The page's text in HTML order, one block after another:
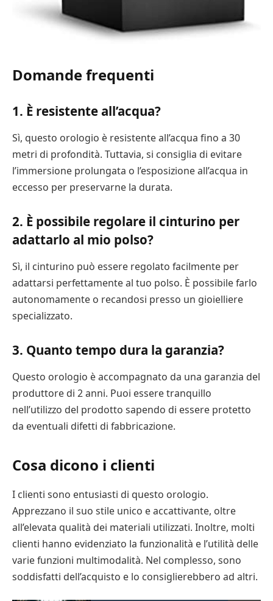
Domande frequenti
1. È resistente all’acqua?
Sì, questo orologio è resistente all’acqua fino a 30
metri di profondità. Tuttavia, si consiglia di evitare
l’immersione prolungata o l’esposizione all’acqua in
eccesso per preservarne la durata.
2. È possibile regolare il cinturino per
adattarlo al mio polso?
Sì, il cinturino può essere regolato facilmente per
adattarsi perfettamente al tuo polso. È possibile farlo
autonomamente o recandosi presso un gioielliere
specializzato.
3. Quanto tempo dura la garanzia?
Questo orologio è accompagnato da una garanzia del
produttore di 2 anni. Puoi essere tranquillo
nell’utilizzo del prodotto sapendo di essere protetto
da eventuali difetti di fabbricazione.
Cosa dicono i clienti
I clienti sono entusiasti di questo orologio.
Apprezzano il suo stile unico e accattivante, oltre
all’elevata qualità dei materiali utilizzati. Inoltre, molti
clienti hanno evidenziato la funzionalità e l’utilità delle
varie funzioni multimodalità. Nel complesso, sono
soddisfatti dell’acquisto e lo consiglierebbero ad altri.